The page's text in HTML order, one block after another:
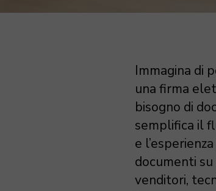
Immagina di
una firma
bisogno di
semplifica il
e
documenti
venditori,